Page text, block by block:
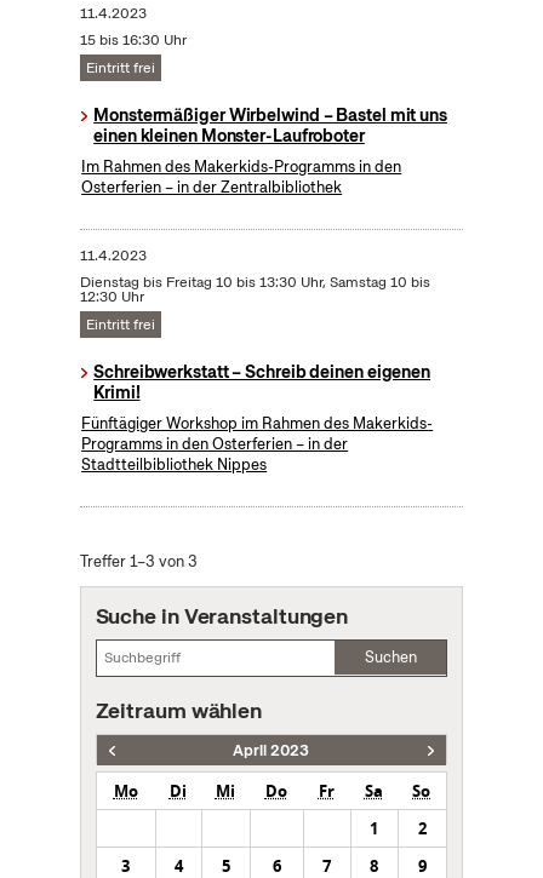
11.4.2023
15 bis 16:30 Uhr
Eintritt frei
Monstermäßiger Wirbelwind – Bastel mit uns
einen kleinen Monster-Laufroboter
Im Rahmen des Makerkids-Programms in den
Osterferien – in der Zentralbibliothek
11.4.2023
Dienstag bis Freitag 10 bis 13:30 Uhr, Samstag 10 bis
12:30 Uhr
Eintritt frei
Schreibwerkstatt – Schreib deinen eigenen
Krimi!
Fünftägiger Workshop im Rahmen des Makerkids-
Programms in den Osterferien – in der
Stadtteilbibliothek Nippes
Treffer 1–3 von 3
Suche in Veranstaltungen
Suchen
Zeitraum wählen
April 2023
Mo Di Mi Do Fr Sa
So
1
2
3
4 5 6 7 8
9